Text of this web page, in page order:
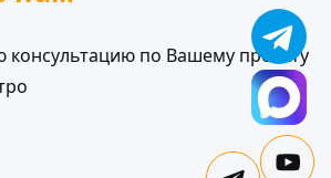
консультацию по Вашему проекту